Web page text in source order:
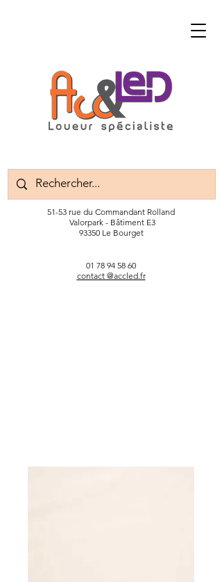
51-53 rue du Commandant Rolland
Valorpark - Bâtiment E3
93350 Le Bourget
01 78 94 58 60
contact @accled.fr